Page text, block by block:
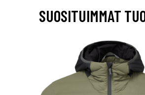
SUOSITUIMMAT